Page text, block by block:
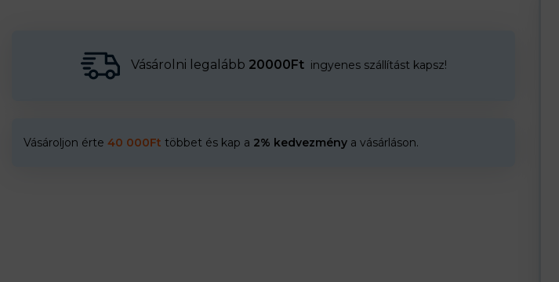
Vásárolni legalább 20000Ft ingyenes szállítást kapsz!
Vásároljon érte 40 000Ft többet és kap a 2% kedvezmény a vásárláson.